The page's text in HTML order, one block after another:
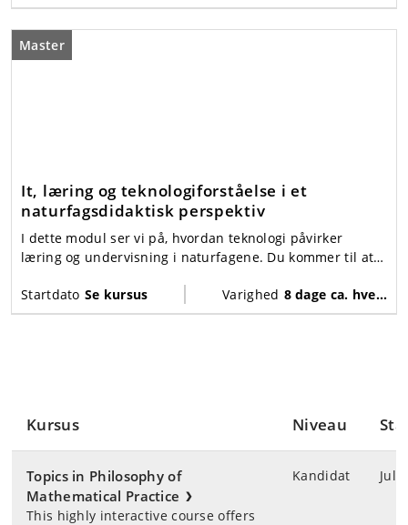
Master
It, læring og teknologiforståelse i et
naturfagsdidaktisk perspektiv
I dette modul ser vi på, hvordan teknologi påvirker
læring og undervisning i naturfagene. Du kommer til at
sociale, individuelle og teknologiske perspektiver.
Startdato Se kursus Varighed 8 dage ca. hver anden mandag fra januar-juni
Kursus Niveau
Topics in Philosophy of
Mathematical Practice
This highly interactive course offers
Kandidat Juli